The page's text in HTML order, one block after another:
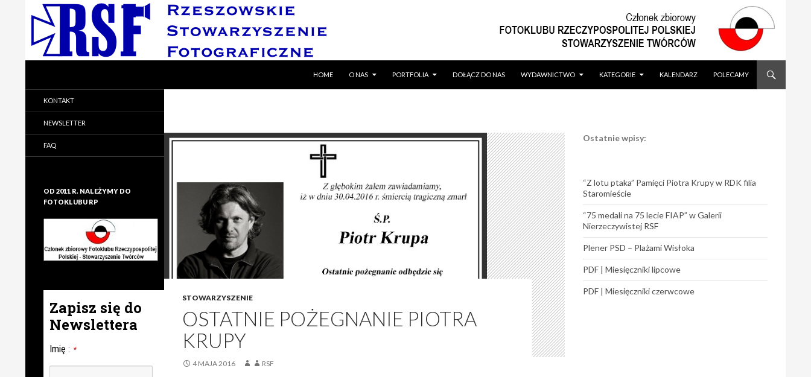
HOME
O NAS PORTFOLIA DOŁĄCZ DO NAS WYDAWNICTWO KATEGORIE KALENDARZ POLECAMY
STOWARZYSZENIE
OSTATNIE POŻEGNANIE PIOTRA
KRUPY
4 MAJA 2016 RSF
Ostatnie wpisy:
“Z lotu ptaka” Pamięci Piotra Krupy w RDK filia
Staromieście
“75 medali na 75 lecie FIAP” w Galerii
Nierzeczywistej RSF
Plener PSD – Plażami Wisłoka
PDF | Miesięczniki lipcowe
PDF | Miesięczniki czerwcowe
Rzeszowskie Stowarzyszenie
Fotograficzne
KONTAKT
NEWSLETTER
FAQ
OD 2011 R. NALEŻYMY DO
FOTOKLUBU RP
Zapisz się do
Newslettera
Imię : *